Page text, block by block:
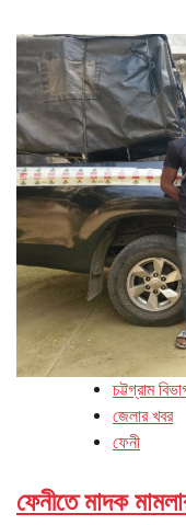
চট্টগ্রাম
জেলার খবর
ফেনী
ফেনীতে মাদক